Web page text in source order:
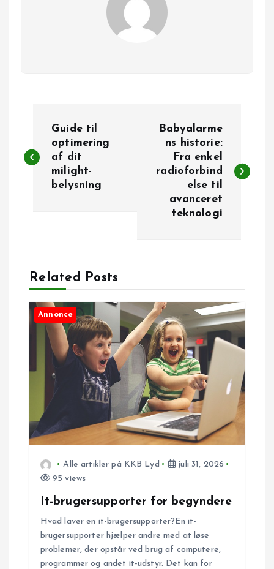
n
g
s
n
g
Guide til
optimering
af dit
milight-
belysning
Babyalarme
ns historie:
Fra enkel
radioforbind
else til
avanceret
teknologi
Related Posts
Annonce
Alle artikler på KKB Lyd
juli 31, 2026
95 views
It-brugersupporter for begyndere
Hvad laver en it-brugersupporter?En it-
brugersupporter hjælper andre med at løse
problemer, der opstår ved brug af computere,
programmer og andet it-udstyr. Det kan for